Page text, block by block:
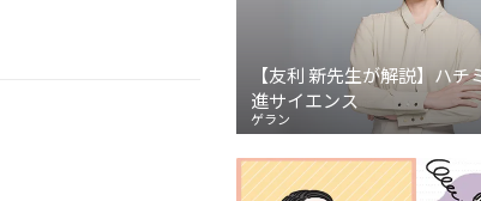
【友利 新先生が解説】ハチ
進サイエンス
ゲラン